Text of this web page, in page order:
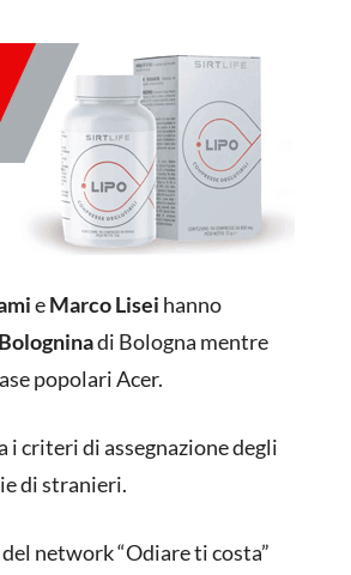
eMarco Lisei hanno
Bologninadi Bologna mentre
popolari Acer.
i criteri di assegnazione degli
di stranieri.
network “Odiare ti costa”